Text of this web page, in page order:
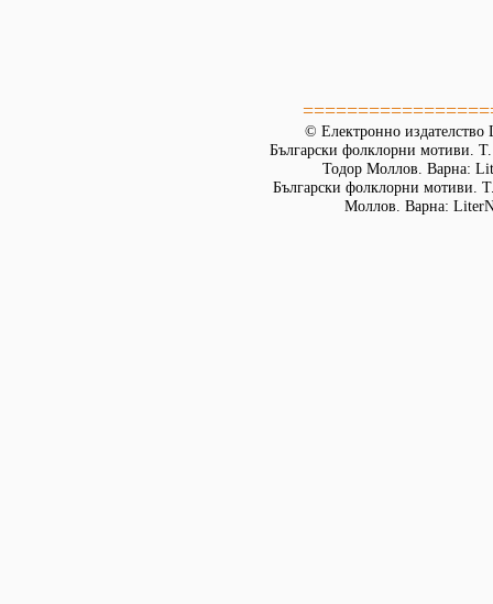
© Електронно издателство
Български фолклорни мотиви.
Тодор Моллов. Варна:
Български фолклорни мотиви.
Моллов. Варна: